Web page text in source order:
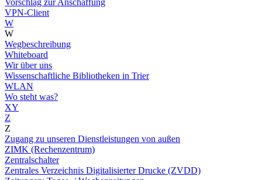
Vorschlag zur Anschaffung
VPN-Client
W
W
Wegbeschreibung
Whiteboard
Wir über uns
Wissenschaftliche Bibliotheken in Trier
WLAN
Wo steht was?
XY
Z
Z
Zugang zu unseren Dienstleistungen von außen
ZIMK (Rechenzentrum)
Zentralschalter
Zentrales Verzeichnis Digitalisierter Drucke (ZVDD)